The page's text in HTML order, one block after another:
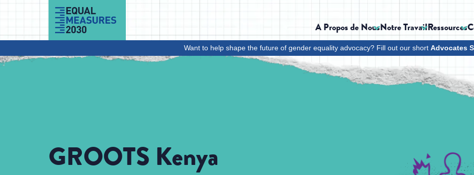
Skip to Content
A Propos de NousNotre TravailRessources
Want to help shape the future of gender equality advocacy? Fill out our short Advocates
GROOTS Kenya